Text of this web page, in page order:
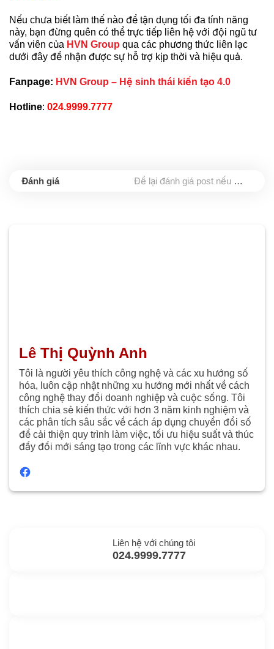
Nếu chưa biết làm thế nào để tận dụng tối đa tính năng
này, bạn đừng quên có thể trực tiếp liên hệ với đội ngũ tư
vấn viên của HVN Group qua các phương thức liên lạc
dưới đây để nhận được sự hỗ trợ kịp thời và hiệu quả.
Fanpage: HVN Group – Hệ sinh thái kiến tạo 4.0
Hotline: 024.9999.7777
Để lại đánh giá post nếu bạn thấy hữu ích nhé
Lê Thị Quỳnh Anh
Tôi là người yêu thích công nghệ và các xu hướng số
hóa, luôn cập nhật những xu hướng mới nhất về cách
công nghệ thay đổi doanh nghiệp và cuộc sống. Tôi
thích chia sẻ kiến thức với hơn 3 năm kinh nghiệm và
các phân tích sâu sắc về cách áp dụng chuyển đổi số
để cải thiện quy trình làm việc, tối ưu hiệu suất và thúc
đẩy đổi mới sáng tạo trong các lĩnh vực khác nhau.
Liên hệ với chúng tôi
024.9999.7777